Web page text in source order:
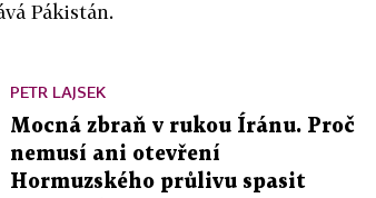
Pákistán.
PETR LAJSEK
Mocná zbraň v rukou Íránu. Proč
nemusí ani otevření
Hormuzského průlivu spasit